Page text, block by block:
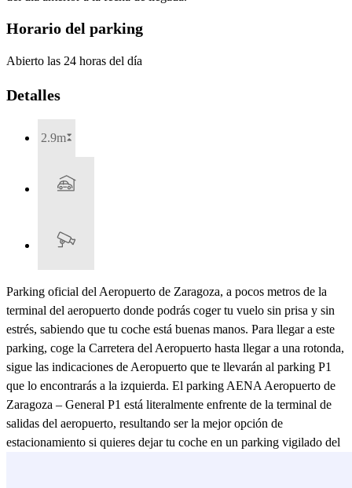
Horario del parking
Abierto las 24 horas del día
Detalles
2.9m
Parking oficial del Aeropuerto de Zaragoza, a pocos metros de la
terminal del aeropuerto donde podrás coger tu vuelo sin prisa y sin
estrés, sabiendo que tu coche está buenas manos. Para llegar a este
parking, coge la Carretera del Aeropuerto hasta llegar a una rotonda,
sigue las indicaciones de Aeropuerto que te llevarán al parking P1
que lo encontrarás a la izquierda. El parking AENA Aeropuerto de
Zaragoza – General P1 está literalmente enfrente de la terminal de
salidas del aeropuerto, resultando ser la mejor opción de
estacionamiento si quieres dejar tu coche en un parking vigilado del